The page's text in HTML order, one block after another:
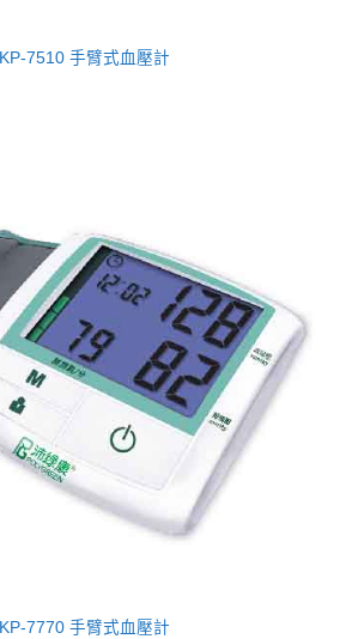
KP-7510 手臂式血壓計
KP-7770 手臂式血壓計